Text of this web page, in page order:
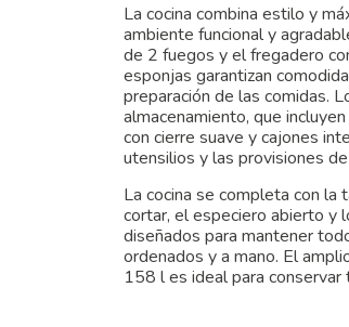
La cocina combina estilo y
ambiente funcional y
de 2 fuegos y el fregadero
esponjas garantizan
preparación de las comidas.
almacenamiento, que
con cierre suave y cajones
utensilios y las provisiones
La cocina se completa con
cortar, el especiero abierto y
diseñados para mantener
ordenados y a mano. El
158 l es ideal para